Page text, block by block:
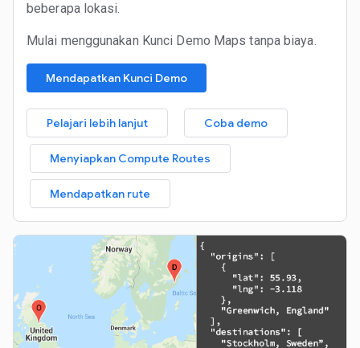
beberapa lokasi.
Mulai menggunakan Kunci Demo Maps tanpa biaya.
Mendapatkan Kunci Demo
Pelajari lebih lanjut Coba demo
Menyiapkan Compute Routes
Mendapatkan rute